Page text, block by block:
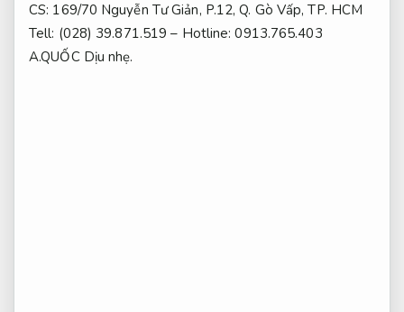
CS: 169/70 Nguyễn Tư Giản, P.12, Q. Gò Vấp, TP. HCM
Tell: (028) 39.871.519 – Hotline: 0913.765.403
A.QUỐC Dịu nhẹ.